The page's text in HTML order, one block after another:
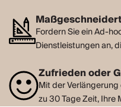
Fordern Sie ein Ad-
Dienstleistungen an,
Zufrieden oder
Mit der
zu 30 Tage Zeit, Ihre